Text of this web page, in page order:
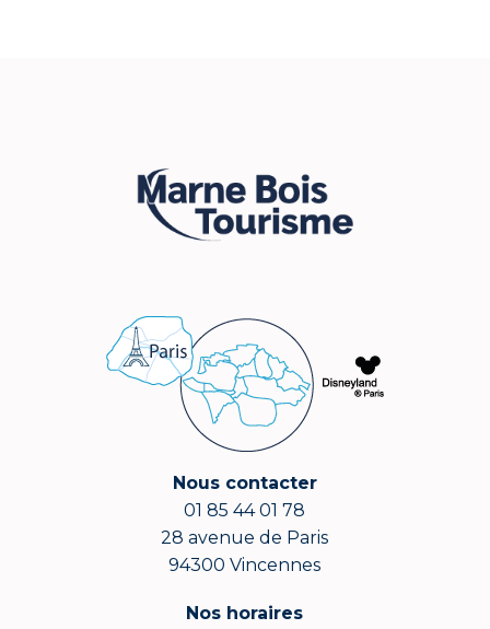
Nous contacter
01 85 44 01 78
28 avenue de Paris
94300 Vincennes
Nos horaires